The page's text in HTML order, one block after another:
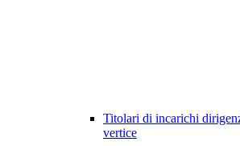
Titolari di incarichi
vertice